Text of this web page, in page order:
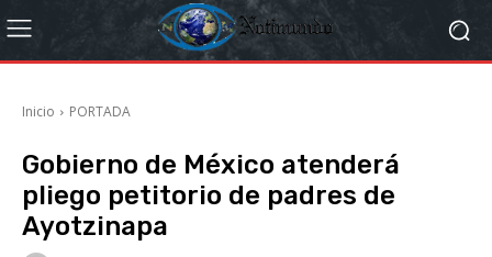
Inicio PORTADA
Gobierno de México atenderá
pliego petitorio de padres de
Ayotzinapa